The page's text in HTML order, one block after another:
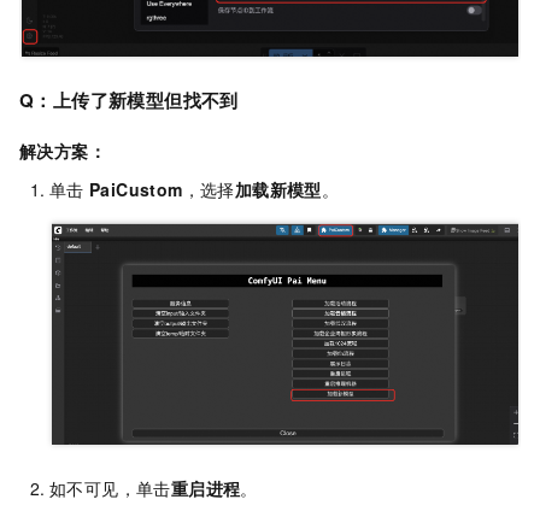
Q：上传了新模型但找不到
解决方案：
单击 PaiCustom ，选择加载新模型 。
如不可见，单击重启进程。